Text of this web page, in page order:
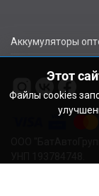
Аккумуляторы
ООО
Этот
Файлы cookies